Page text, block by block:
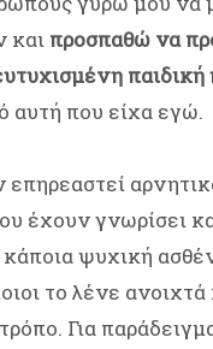
και προσπαθώ να
παιδική
αυτή που είχα εγώ.
επηρεαστεί
έχουν γνωρίσει
ψυχική
το λένε ανοιχτά
Για